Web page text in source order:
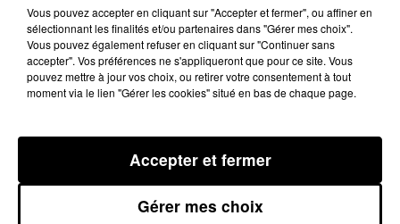
14 février 2025 - 2 min 14 sec
LES INFOS DES HAUTES-PYRÉNÉES DU
14/02/2025 À 11H00
Podcasts infos des Hautes-Pyrénées
Vous pouvez accepter en cliquant sur "Accepter et fermer", ou affiner en
sélectionnant les finalités et/ou partenaires dans "Gérer mes choix".
Vous pouvez également refuser en cliquant sur "Continuer sans
accepter". Vos préférences ne s'appliqueront que pour ce site. Vous
pouvez mettre à jour vos choix, ou retirer votre consentement à tout
moment via le lien "Gérer les cookies" situé en bas de chaque page.
Gérer mes choix
Accepter et fermer